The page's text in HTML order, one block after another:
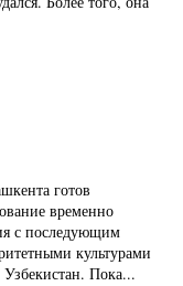
готов
временно
с последующим
культурами
Пока...